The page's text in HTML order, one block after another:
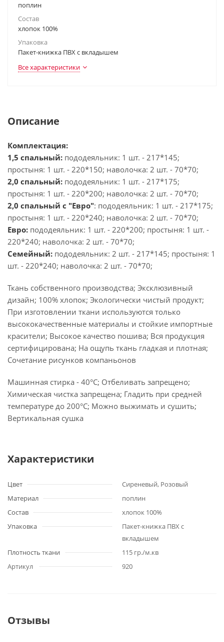
поплин
Состав
хлопок 100%
Упаковка
Пакет-книжка ПВХ с вкладышем
Все характеристики
Описание
Комплектация:
1,5 спальный: пододеяльник: 1 шт. - 217*145;
простыня: 1 шт. - 220*150; наволочка: 2 шт. - 70*70;
2,0 спальный: пододеяльник: 1 шт. - 217*175;
простыня: 1 шт. - 220*200; наволочка: 2 шт. - 70*70;
2,0 спальный с "Евро": пододеяльник: 1 шт. - 217*175;
простыня: 1 шт. - 220*240; наволочка: 2 шт. - 70*70;
Евро: пододеяльник: 1 шт. - 220*200; простыня: 1 шт. -
220*240; наволочка: 2 шт. - 70*70;
Семейный: пододеяльник: 2 шт. - 217*145; простыня: 1
шт. - 220*240; наволочка: 2 шт. - 70*70;
Ткань собственного производства; Эксклюзивный
дизайн; 100% хлопок; Экологически чистый продукт;
При изготовлении ткани используются только
высококачественные материалы и стойкие импортные
красители; Высокое качество пошива; Вся продукция
сертифицирована; На ощупь ткань гладкая и плотная;
Сочетание рисунков компаньонов
Машинная стирка - 40°C; Отбеливать запрещено;
Химическая чистка запрещена; Гладить при средней
температуре до 200°С; Можно выжимать и сушить;
Вертикальная сушка
Характеристики
Цвет
Сиреневый, Розовый
Материал
поплин
Состав
хлопок 100%
Упаковка
Пакет-книжка ПВХ с
вкладышем
Плотность ткани
115 гр./м.кв
Артикул
920
Отзывы